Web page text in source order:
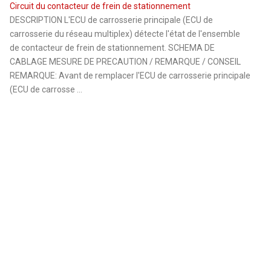
Circuit du contacteur de frein de stationnement
DESCRIPTION L'ECU de carrosserie principale (ECU de
carrosserie du réseau multiplex) détecte l'état de l'ensemble
de contacteur de frein de stationnement. SCHEMA DE
CABLAGE MESURE DE PRECAUTION / REMARQUE / CONSEIL
REMARQUE: Avant de remplacer l'ECU de carrosserie principale
(ECU de carrosse ...